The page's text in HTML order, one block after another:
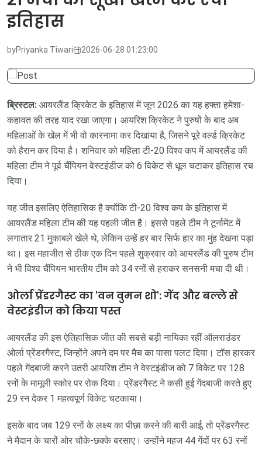
इतिहास
byPriyanka Tiwari 2026-06-28 01:23:00
ब्रिस्टल: आयरलैंड क्रिकेट के इतिहास में जून 2026 का यह हफ्ता हमेशा-
कहावत की तरह याद रखा जाएगा। आयरिश क्रिकेट ने पुरुषों के बाद अब
महिलाओं के खेल में भी वो कारनामा कर दिखाया है, जिसने पूरे वर्ल्ड क्रिकेट
को हैरान कर दिया है। शनिवार को महिला टी-20 विश्व कप में आयरलैंड की
महिला टीम ने पूर्व चैंपियन वेस्टइंडीज को 6 विकेट से धूल चटाकर इतिहास रच
दिया।
यह जीत इसलिए ऐतिहासिक है क्योंकि टी-20 विश्व कप के इतिहास में
आयरलैंड महिला टीम की यह पहली जीत है। इससे पहले टीम ने टूर्नामेंट में
लगातार 21 मुकाबले खेले थे, लेकिन उन्हें हर बार सिर्फ हार का मुंह देखना पड़ा
था। इस महाजीत से ठीक एक दिन पहले शुक्रवार को आयरलैंड की पुरुष टीम
ने भी विश्व चैंपियन भारतीय टीम को 34 रनों से हराकर सनसनी मचा दी थी।
ओर्ला प्रेंडरगैस्ट का 'वन वुमन शो': गेंद और बल्ले से
वेस्टइंडीज को किया पस्त
आयरलैंड की इस ऐतिहासिक जीत की सबसे बड़ी नायिका रहीं ऑलराउंडर
ओर्ला प्रेंडरगैस्ट, जिन्होंने अपने दम पर मैच का पासा पलट दिया। टॉस हारकर
पहले गेंदबाजी करने उतरी आयरिश टीम ने वेस्टइंडीज को 7 विकेट पर 128
रनों के मामूली स्कोर पर रोक दिया। प्रेंडरगैस्ट ने कसी हुई गेंदबाजी करते हुए
29 रन देकर 1 महत्वपूर्ण विकेट चटकाया।
इसके बाद जब 129 रनों के लक्ष्य का पीछा करने की बारी आई, तो प्रेंडरगैस्ट
ने मैदान के चारों ओर चौके-छक्के बरसाए। उन्होंने महज 44 गेंदों पर 63 रनों